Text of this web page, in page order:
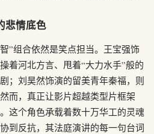
悲情底色
”组合依然是笑点担当。王宝强饰
着河北方言、甩着“大力水手”般的
；刘昊然饰演的留美青年秦福，则
而，真正让影片超越类型片框架
这个角色承载着数十万华工的灵魂
到反抗，其法庭演讲的每一句台词